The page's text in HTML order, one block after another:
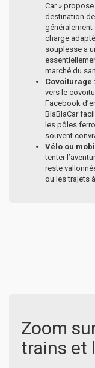
Car »
destination
généralement
charge
souplesse a
marché du
Covoiturage :
vers le
Facebook
BlaBlaCar
les pôles
souvent
Vélo ou
tenter
reste
ou les trajets
Zoom
trains et